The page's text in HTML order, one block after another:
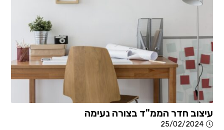
עיצוב חדר הממ"ד בצורה נעימה
25/02/2024